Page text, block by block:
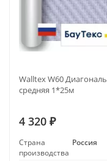
Walltex W60 Диагональ
средняя 1*25м
4 320 ₽
Страна
производства
Россия